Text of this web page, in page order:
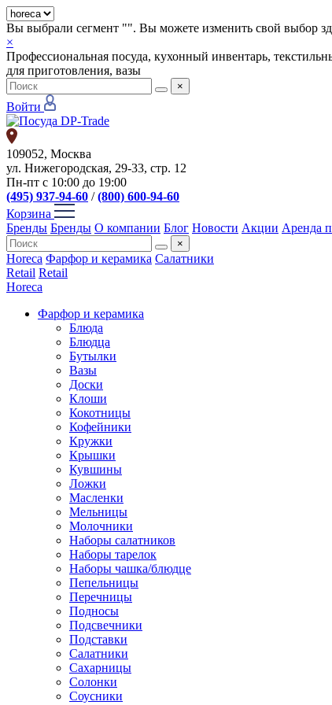
Вы выбрали сегмент "". Вы можете изменить свой выбор
×
Профессиональная посуда, кухонный инвентарь,
для приготовления, вазы
×
Войти
109052, Москва
ул. Нижегородская, 29-33, стр. 12
Пн-пт с 10:00 до 19:00
(495) 937-94-60 /(800) 600-94-60
Корзина
Бренды Бренды О компании Блог Новости Акции Аренда
×
Horeca Фарфор и керамика Салатники
Retail Retail
Horeca
Фарфор и керамика
Блюда
Блюдца
Бутылки
Вазы
Доски
Клоши
Кокотницы
Кофейники
Кружки
Крышки
Кувшины
Ложки
Масленки
Мельницы
Молочники
Наборы салатников
Наборы тарелок
Наборы чашка/блюдце
Пепельницы
Перечницы
Подносы
Подсвечники
Подставки
Салатники
Сахарницы
Солонки
Соусники